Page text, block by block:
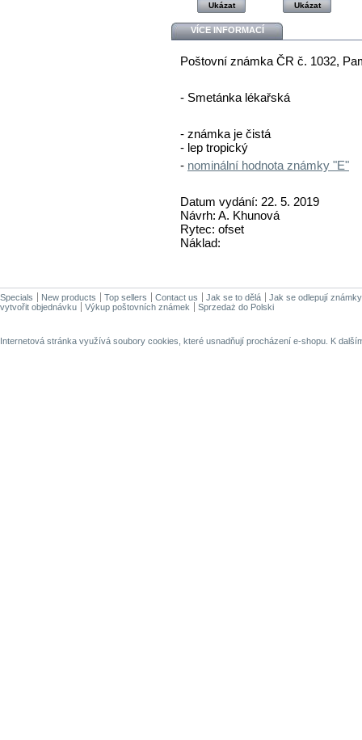
Ukázat Ukázat
VÍCE INFORMACÍ
Poštovní známka ČR č. 1032,
- Smetánka lékařská
- známka je čistá
- lep tropický
- nominální hodnota známky "E"
Datum vydání: 22. 5. 2019
Návrh: A. Khunová
Rytec: ofset
Náklad:
Specials New products Top sellers Contact us Jak se to dělá
Jak se odlepují známky
vytvořit objednávku
Výkup poštovních známek Sprzedaż do Polski
Internetová stránka využívá soubory cookies, které usnadňují procházení e-shopu. K